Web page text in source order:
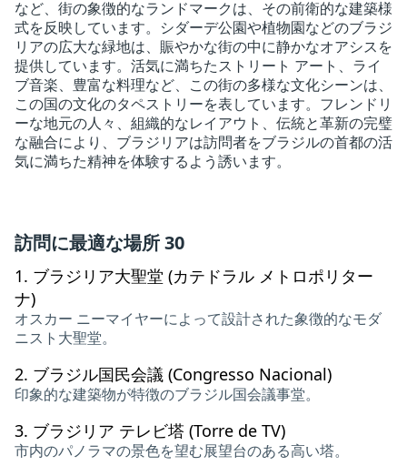
など、街の象徴的なランドマークは、その前衛的な建築様
式を反映しています。シダーデ公園や植物園などのブラジ
リアの広大な緑地は、賑やかな街の中に静かなオアシスを
提供しています。活気に満ちたストリート アート、ライ
ブ音楽、豊富な料理など、この街の多様な文化シーンは、
この国の文化のタペストリーを表しています。フレンドリ
ーな地元の人々、組織的なレイアウト、伝統と革新の完璧
な融合により、ブラジリアは訪問者をブラジルの首都の活
気に満ちた精神を体験するよう誘います。
訪問に最適な場所 30
1. ブラジリア大聖堂 (カテドラル メトロポリター
ナ)
オスカー ニーマイヤーによって設計された象徴的なモダ
ニスト大聖堂。
2. ブラジル国民会議 (Congresso Nacional)
印象的な建築物が特徴のブラジル国会議事堂。
3. ブラジリア テレビ塔 (Torre de TV)
市内のパノラマの景色を望む展望台のある高い塔。